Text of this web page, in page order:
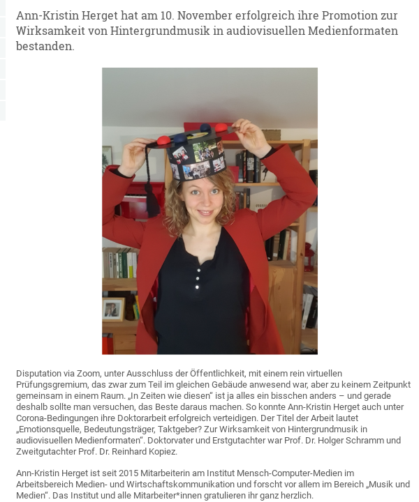
Ann-Kristin Herget hat am 10. November erfolgreich ihre Promotion zur
Wirksamkeit von Hintergrundmusik in audiovisuellen Medienformaten
bestanden.
Disputation via Zoom, unter Ausschluss der Öffentlichkeit, mit einem rein virtuellen
Prüfungsgremium, das zwar zum Teil im gleichen Gebäude anwesend war, aber zu keinem Zeitpunkt
gemeinsam in einem Raum. „In Zeiten wie diesen“ ist ja alles ein bisschen anders – und gerade
deshalb sollte man versuchen, das Beste daraus machen. So konnte Ann-Kristin Herget auch unter
Corona-Bedingungen ihre Doktorarbeit erfolgreich verteidigen. Der Titel der Arbeit lautet
„Emotionsquelle, Bedeutungsträger, Taktgeber? Zur Wirksamkeit von Hintergrundmusik in
audiovisuellen Medienformaten“. Doktorvater und Erstgutachter war Prof. Dr. Holger Schramm und
Zweitgutachter Prof. Dr. Reinhard Kopiez.
Ann-Kristin Herget ist seit 2015 Mitarbeiterin am Institut Mensch-Computer-Medien im
Arbeitsbereich Medien- und Wirtschaftskommunikation und forscht vor allem im Bereich „Musik und
Medien“. Das Institut und alle Mitarbeiter*innen gratulieren ihr ganz herzlich.